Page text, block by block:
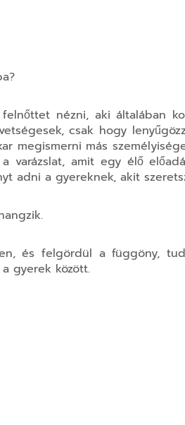
nézni, aki általában
csak hogy
megismerni más
varázslat, amit egy élő
adni a gyereknek, akit
és felgördül a függöny,
gyerek között.